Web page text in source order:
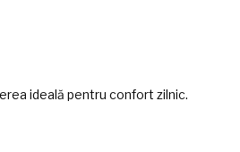
ideală pentru confort zilnic.